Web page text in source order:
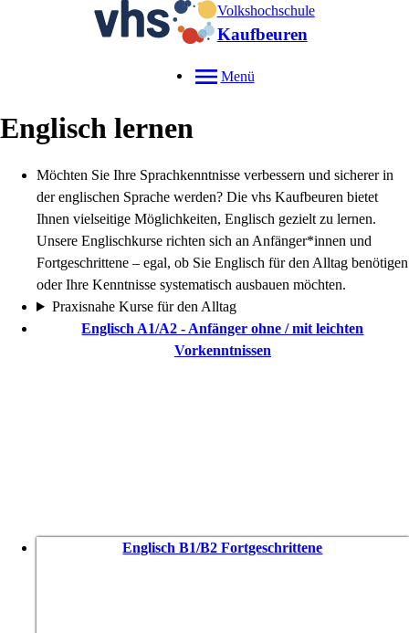
Volkshochschule
Kaufbeuren
Menü
Englisch lernen
Möchten Sie Ihre Sprachkenntnisse verbessern und sicherer in
der englischen Sprache werden? Die vhs Kaufbeuren bietet
Ihnen vielseitige Möglichkeiten, Englisch gezielt zu lernen.
Unsere Englischkurse richten sich an Anfänger*innen und
Fortgeschrittene – egal, ob Sie Englisch für den Alltag benötigen
oder Ihre Kenntnisse systematisch ausbauen möchten.
Praxisnahe Kurse für den Alltag
Englisch A1/A2 - Anfänger ohne / mit leichten
Vorkenntnissen
Englisch B1/B2 Fortgeschrittene